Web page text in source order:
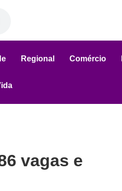
Regional Comércio
vagas e